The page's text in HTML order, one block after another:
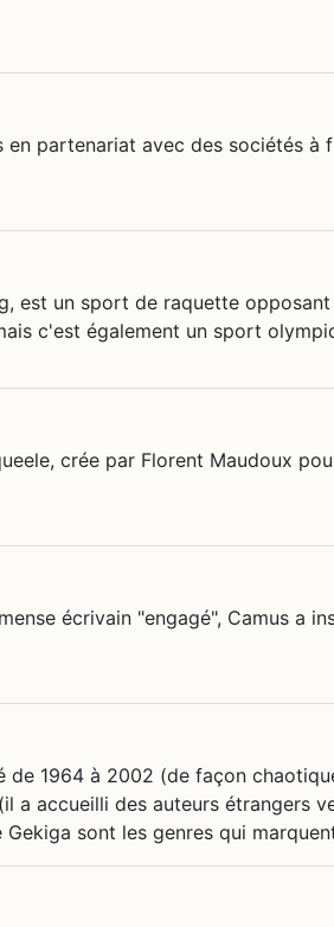
en partenariat avec des sociétés
est un sport de raquette
c'est également un sport
crée par Florent Maudoux
écrivain "engagé", Camus a
de 1964 à 2002 (de façon
a accueilli des auteurs étrangers
sont les genres qui